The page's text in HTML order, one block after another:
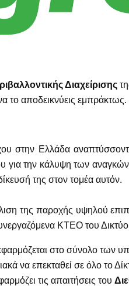
Διαχείρισης
το αποδεικνύεις εμπράκτως.
στην Ελλάδα
την κάλυψη των
της στον τομέα αυτόν.
της παροχής υψηλού
ΚΤΕΟ του
στο σύνολο των
να επεκταθεί σε όλο το
τις απαιτήσεις του